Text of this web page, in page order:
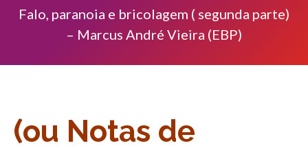
Falo, paranoia e bricolagem ( segunda parte)
– Marcus André Vieira (EBP)
(ou Notas de